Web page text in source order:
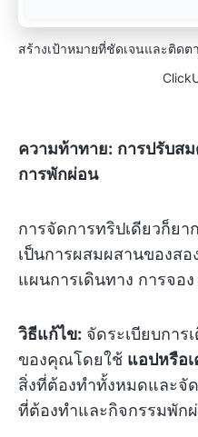
สร้างเป้าหมายที่ชัดเจนและติด
ความท้าทาย: การปรับส
การพักผ่อน
การจัดการทริปเดียวก็ย
เป็นการผสมผสานของส
แผนการเดินทาง การจอ
วิธีแก้ไข: จัดระเบียบการ
ของคุณโดยใช้ แอปหรือ
สิ่งที่ต้องทำทั้งหมดและจั
ที่ต้องทำและกิจกรรมพัก